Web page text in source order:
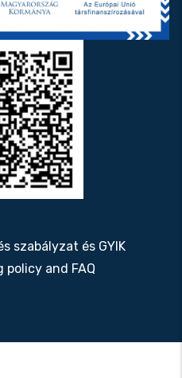
szabályzat és GYIK
policy and FAQ